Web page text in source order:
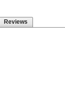
Reviews